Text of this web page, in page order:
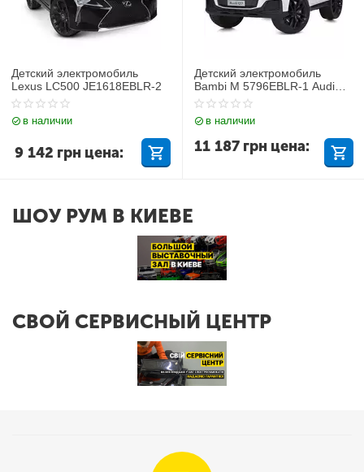
Детский электромобиль
Lexus LC500 JE1618EBLR-2
в наличии
9 142 грн цена:
Детский электромобиль
Bambi M 5796EBLR-1 Audi
Q7
в наличии
11 187 грн цена:
ШОУ РУМ В КИЕВЕ
СВОЙ СЕРВИСНЫЙ ЦЕНТР